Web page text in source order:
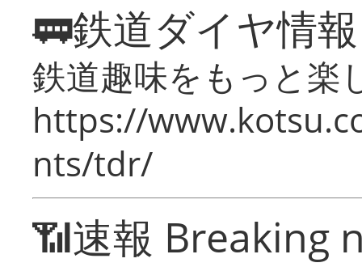
🚃鉄道ダイヤ情
鉄道趣味をもっと楽
https://
nts/tdr/
📶速報 Breaking